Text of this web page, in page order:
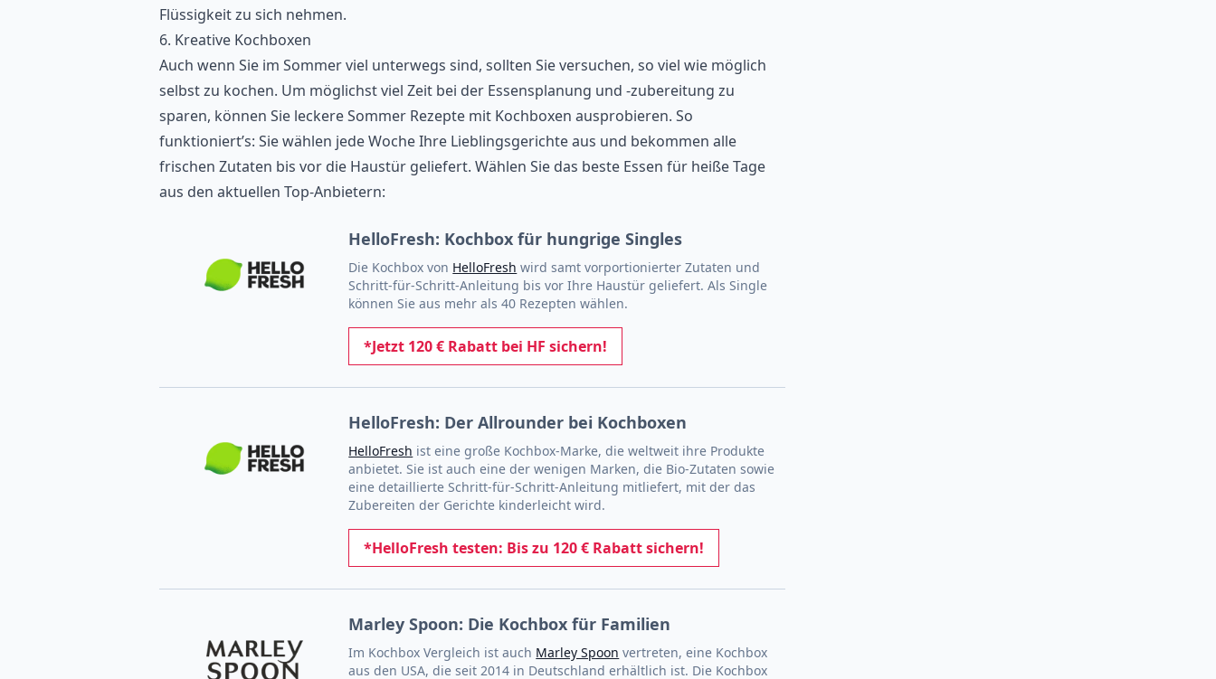
Flüssigkeit zu sich nehmen.
6. Kreative Kochboxen
Auch wenn Sie im Sommer viel unterwegs sind, sollten Sie versuchen, so viel wie möglich
selbst zu kochen. Um möglichst viel Zeit bei der Essensplanung und -zubereitung zu
sparen, können Sie leckere Sommer Rezepte mit Kochboxen ausprobieren. So
funktioniert’s: Sie wählen jede Woche Ihre Lieblingsgerichte aus und bekommen alle
frischen Zutaten bis vor die Haustür geliefert. Wählen Sie das beste Essen für heiße Tage
aus den aktuellen Top-Anbietern:
HelloFresh: Kochbox für hungrige Singles
Die Kochbox von HelloFresh wird samt vorportionierter Zutaten und
Schritt-für-Schritt-Anleitung bis vor Ihre Haustür geliefert. Als Single
können Sie aus mehr als 40 Rezepten wählen.
*Jetzt 120 € Rabatt bei HF sichern!
HelloFresh: Der Allrounder bei Kochboxen
HelloFresh ist eine große Kochbox-Marke, die weltweit ihre Produkte
anbietet. Sie ist auch eine der wenigen Marken, die Bio-Zutaten sowie
eine detaillierte Schritt-für-Schritt-Anleitung mitliefert, mit der das
Zubereiten der Gerichte kinderleicht wird.
*HelloFresh testen: Bis zu 120 € Rabatt sichern!
Marley Spoon: Die Kochbox für Familien
Im Kochbox Vergleich ist auch Marley Spoon vertreten, eine Kochbox
aus den USA, die seit 2014 in Deutschland erhältlich ist. Die Kochbox